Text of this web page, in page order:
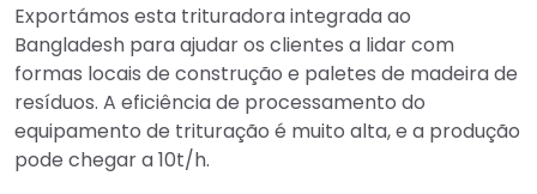
Exportámos esta trituradora integrada ao
Bangladesh para ajudar os clientes a lidar com
formas locais de construção e paletes de madeira de
resíduos. A eficiência de processamento do
equipamento de trituração é muito alta, e a produção
pode chegar a 10t/h.